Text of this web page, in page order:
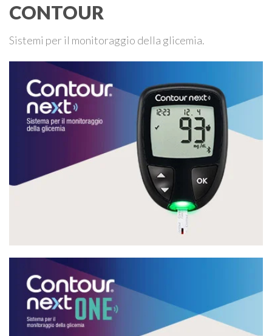
CONTOUR
Sistemi per il monitoraggio della glicemia.